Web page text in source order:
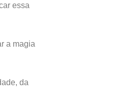
essa
a magia
da